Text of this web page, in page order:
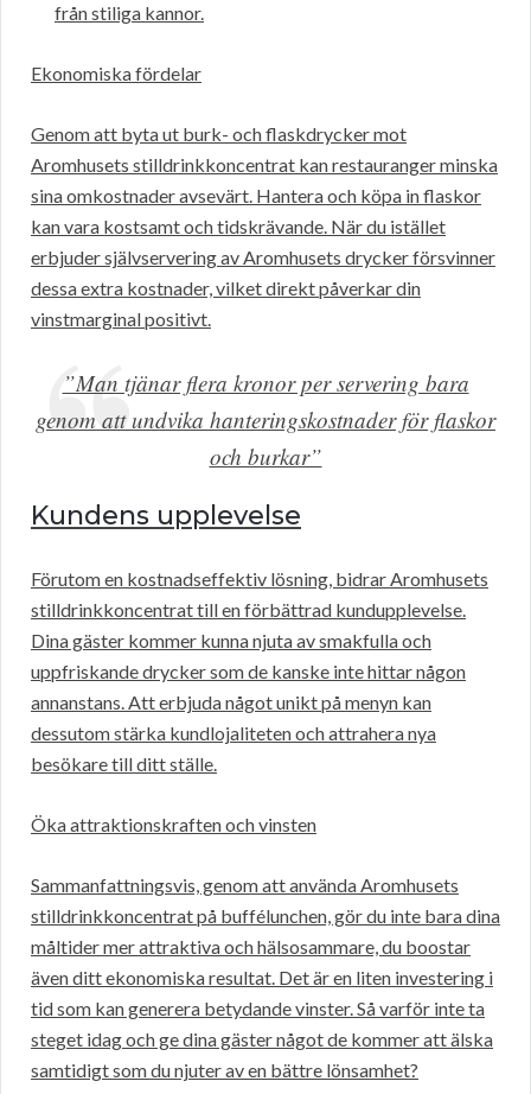
från stiliga kannor.
Ekonomiska fördelar
Genom att byta ut burk- och flaskdrycker mot
Aromhusets stilldrinkkoncentrat kan restauranger minska
sina omkostnader avsevärt. Hantera och köpa in flaskor
kan vara kostsamt och tidskrävande. När du istället
erbjuder självservering av Aromhusets drycker försvinner
dessa extra kostnader, vilket direkt påverkar din
vinstmarginal positivt.
”Man tjänar flera kronor per servering bara
genom att undvika hanteringskostnader för flaskor
och burkar”
Kundens upplevelse
Förutom en kostnadseffektiv lösning, bidrar Aromhusets
stilldrinkkoncentrat till en förbättrad kundupplevelse.
Dina gäster kommer kunna njuta av smakfulla och
uppfriskande drycker som de kanske inte hittar någon
annanstans. Att erbjuda något unikt på menyn kan
dessutom stärka kundlojaliteten och attrahera nya
besökare till ditt ställe.
Öka attraktionskraften och vinsten
Sammanfattningsvis, genom att använda Aromhusets
stilldrinkkoncentrat på buffélunchen, gör du inte bara dina
måltider mer attraktiva och hälsosammare, du boostar
även ditt ekonomiska resultat. Det är en liten investering i
tid som kan generera betydande vinster. Så varför inte ta
steget idag och ge dina gäster något de kommer att älska
samtidigt som du njuter av en bättre lönsamhet?